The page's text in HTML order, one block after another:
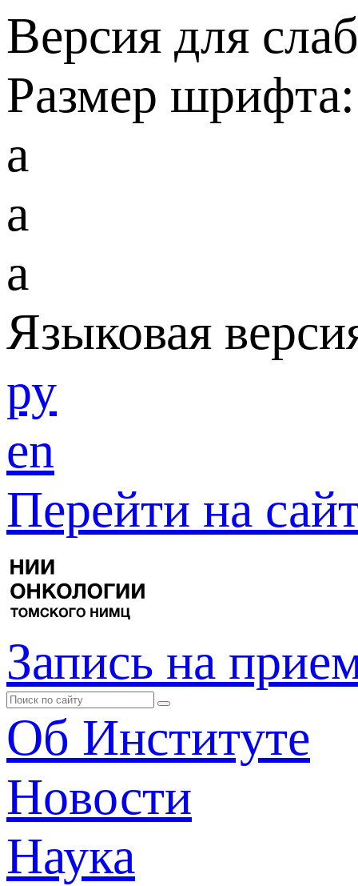
Версия для
Размер шрифта:
a
a
a
Языковая
ру
en
Перейти на
Запись на
Об Институте
Новости
Наука